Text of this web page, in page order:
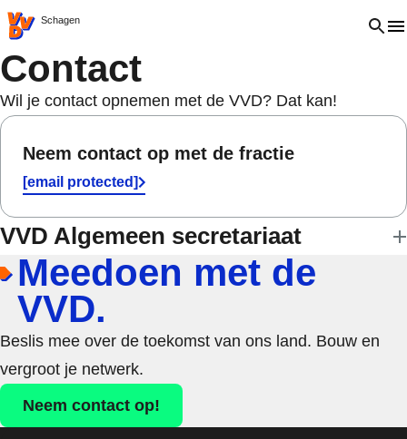
VVD.nl - Ga naar de homepage
Schagen Open
Contact
Wil je contact opnemen met de VVD? Dat kan!
Neem contact op met de fractie
[email protected]
VVD Algemeen secretariaat
Meedoen met de
VVD.
Beslis mee over de toekomst van ons land. Bouw en
vergroot je netwerk.
Neem contact op!